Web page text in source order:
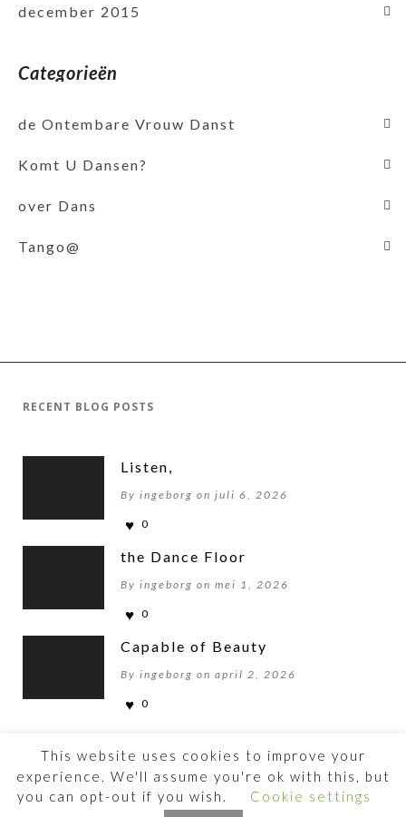
december 2015
Categorieën
de Ontembare Vrouw Danst
Komt U Dansen?
over Dans
Tango@
RECENT BLOG POSTS
Listen,
By ingeborg on juli 6, 2026
0
the Dance Floor
By ingeborg on mei 1, 2026
0
Capable of Beauty
By ingeborg on april 2, 2026
0
©2026 BEWOGENBEWEGEN
This website uses cookies to improve your
experience. We'll assume you're ok with this, but
you can opt-out if you wish.
Cookie settings